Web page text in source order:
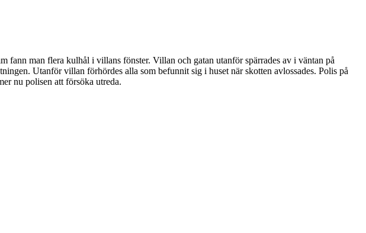
man flera kulhål i villans fönster. Villan och gatan utanför spärrades av i väntan på
Utanför villan förhördes alla som befunnit sig i huset när skotten avlossades. Polis på
nu polisen att försöka utreda.